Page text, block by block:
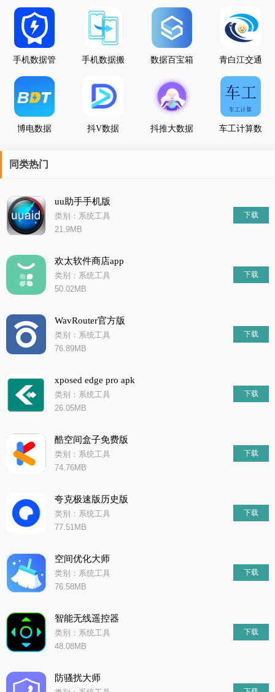
集并非就此结束。在游戏中，我们学习了如何更好地利用科技手段
提高自己的数据分析能力和创新思维，学会了如何在数字化时代中
保持好奇心和探索精神。这些经验将对我们未来的生活产生积极的
影响。在这个合集中，我们感谢每一个参与者的付出和努力
手机数据管
手机数据搬
数据百宝箱
青白江交通
博电数据 抖V数据 抖推大数据
车工计算数
同类热门
uu助手手机版
类别：系统工具
21.9MB
下载
欢太软件商店app
类别：系统工具
50.02MB
下载
WavRouter官方版
类别：系统工具
76.89MB
下载
xposed edge pro apk
类别：系统工具
26.05MB
下载
酷空间盒子免费版
类别：系统工具
74.76MB
下载
夸克极速版历史版
类别：系统工具
77.51MB
下载
空间优化大师
类别：系统工具
76.58MB
下载
智能无线遥控器
类别：系统工具
48.08MB
下载
防骚扰大师